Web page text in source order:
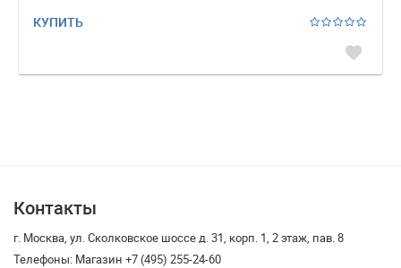
КУПИТЬ
favorite
Контакты
г. Москва, ул. Сколковское шоссе д. 31, корп. 1, 2 этаж, пав. 8
Телефоны: Магазин +7 (495) 255-24-60